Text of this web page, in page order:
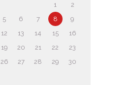
1
2
5 6 7 8
9
12 13 14 15
16
19 20 21 22
23
26 27 28 29
30